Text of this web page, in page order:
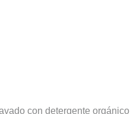
con detergente orgánico